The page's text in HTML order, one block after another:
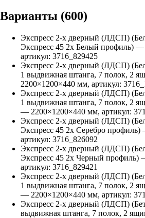
Варианты (600)
Экспресс 2-х дверный (ЛДСП)
Экспресс 45 2х Белый профиль) —
артикул: 3716_829425
Экспресс 2-х дверный (ЛДСП)
1 выдвижная штанга, 7 полок, 2
2200×1200×440 мм, артикул:
Экспресс 2-х дверный (ЛДСП)
1 выдвижная штанга, 7 полок, 2
— 2200×1200×440 мм, артикул:
Экспресс 2-х дверный (ЛДСП)
Экспресс 45 2х Серебро профиль)
артикул: 3716_826092
Экспресс 2-х дверный (ЛДСП)
Экспресс 45 2х Черный профиль)
артикул: 3716_829421
Экспресс 2-х дверный (ЛДСП)
1 выдвижная штанга, 7 полок, 2
— 2200×1200×440 мм, артикул:
Экспресс 2-х дверный (ЛДСП)
выдвижная штанга, 7 полок, 2